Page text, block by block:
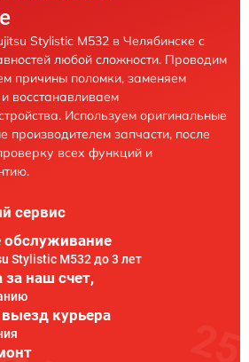
Stylistic M532 в Челябинске с
любой сложности. Проводим
причины поломки, заменяем
восстанавливаем
Используем оригинальные
производителем запчасти, после
всех функций и
сервис
обслуживание
Stylistic M532 до 3 лет
за наш счет,
курьера